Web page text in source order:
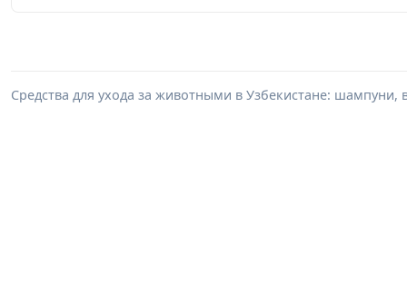
Средства для ухода за животными в Узбекистане: шампуни,